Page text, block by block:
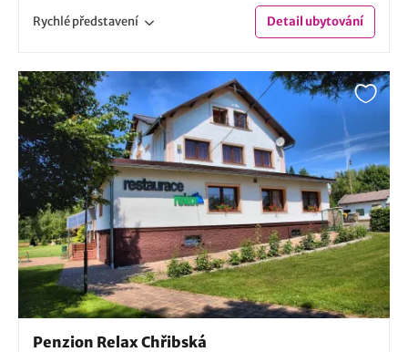
Rychlépředstavení Detailubytování
Penzion Relax Chřibská